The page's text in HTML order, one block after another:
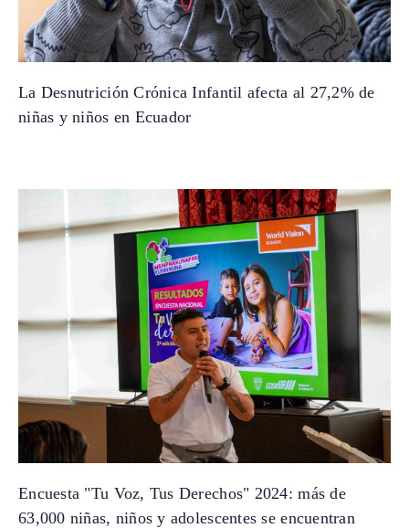
La Desnutrición Crónica Infantil afecta al 27,2% de
niñas y niños en Ecuador
Encuesta "Tu Voz, Tus Derechos" 2024: más de
63,000 niñas, niños y adolescentes se encuentran